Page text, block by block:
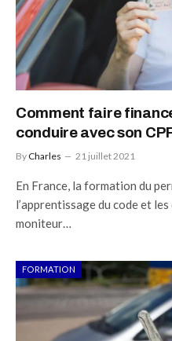
Comment faire
conduire avec son
By Charles 21 juillet 2021
En France, la formation du
l’apprentissage du code et
moniteur…
FORMATION